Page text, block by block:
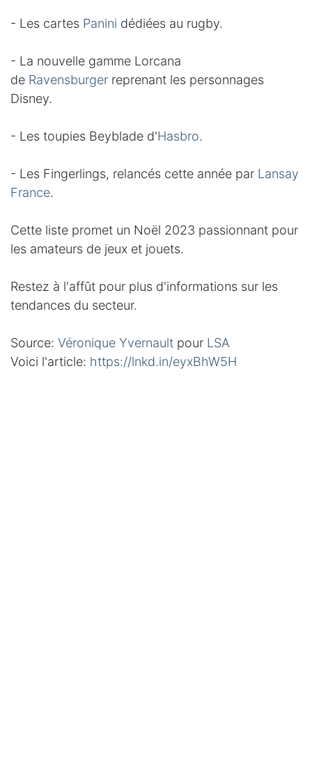
- Les cartes Panini dédiées au rugby.
- La nouvelle gamme Lorcana
de Ravensburger reprenant les personnages
Disney.
- Les toupies Beyblade d'Hasbro.
- Les Fingerlings, relancés cette année par Lansay
France.
Cette liste promet un Noël 2023 passionnant pour
les amateurs de jeux et jouets.
Restez à l'affût pour plus d'informations sur les
tendances du secteur.
Source: Véronique Yvernault pour LSA
Voici l'article: https://lnkd.in/eyxBhW5H